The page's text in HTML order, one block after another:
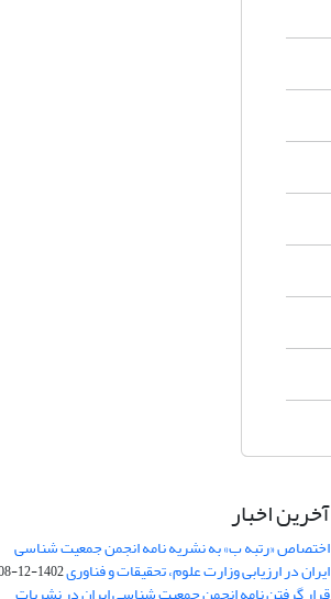
آخرین اخبار
اختصاص «رتبه ب» به نشریه نامه انجمن جمعیت شناسی
ایران در ارزیابی وزارت علوم، تحقیقات و فناوری1402-12-08